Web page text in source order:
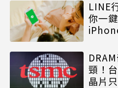
LINE
你一
頸！
晶片